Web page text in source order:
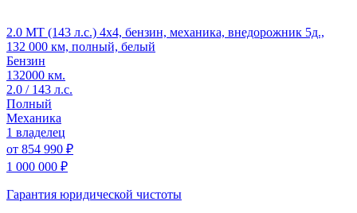
2.0 MT (143 л.с.) 4x4, бензин, механика, внедорожник 5д.,
132 000 км, полный, белый
Бензин
132000 км.
2.0 / 143 л.с.
Полный
Механика
1 владелец
от 854 990 ₽
1 000 000 ₽
Гарантия юридической чистоты